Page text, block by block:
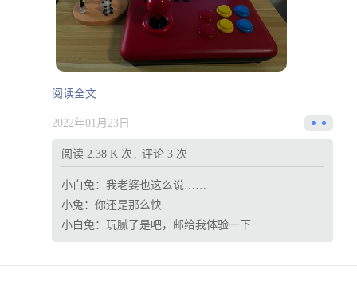
阅读全文
2022年01月23日
阅读 2.38 K 次 评论 3 次
小白兔： 我老婆也这么说……
小兔： 你还是那么快
小白兔： 玩腻了是吧，邮给我体验一下